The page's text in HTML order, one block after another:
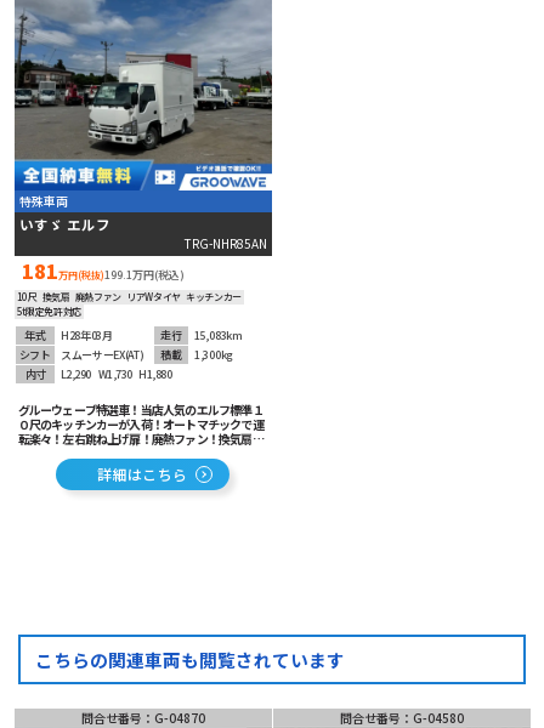
バス
ベース車輛･
その他
特殊車両
いすゞ エルフ
TRG-NHR85AN
181万円(税抜)199.1万円(税込)
10尺 換気扇 廃熱ファン リアWタイヤ キッチンカー
5t限定免許対応
年式 H28年03月 走行
15,083km
シフト
スムーサーEX(AT) 積載
1,300kg
内寸
L2,290 W1,730 H1,880
グルーウェーブ特選車！当店人気のエルフ標準１
０尺のキッチンカーが入荷！オートマチックで運
転楽々！左右跳ね上げ扉！廃熱ファン！換気扇付
ックナビ＆ETC車載器も装着済み！
詳細はこちら
こちらの関連車両も閲覧されています
問合せ番号：G-04870 問合せ番号：G-04580